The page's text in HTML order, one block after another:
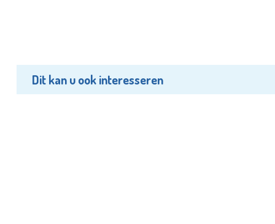
Dit kan u ook interesseren